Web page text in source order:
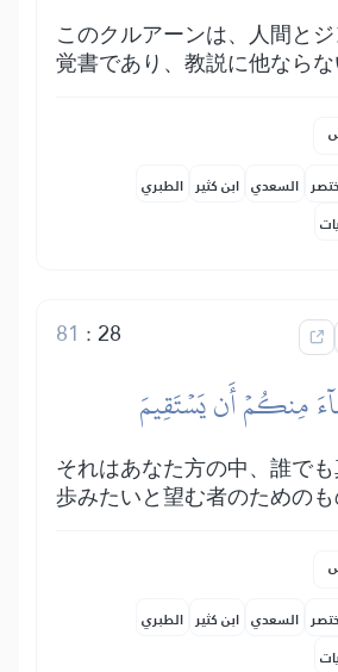
このクルアーンは、人間と
覚書であり、教説に他ならな
السعدي ابن كثير الطبري
28
:
81
مِنكُمۡ أَن يَسۡتَقِيمَ
それはあなた方の中、誰で
歩みたいと望む者のためのも
السعدي ابن كثير الطبري